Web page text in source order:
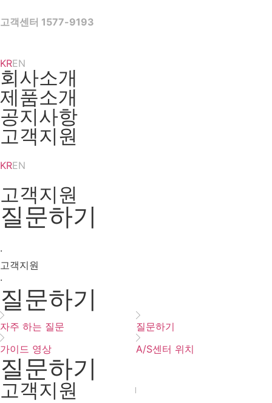
to
고객센터 1577-9193
KREN
회사소개
제품소개
공지사항
고객지원
KREN
고객지원
질문하기
·
고객지원
·
질문하기
자주 하는 질문
질문하기
가이드 영상
A/S센터 위치
질문하기
고객지원